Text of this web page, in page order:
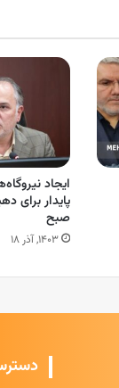
ایجاد
پایدار
صبح
۱۴۰۳, آذر ۱۸